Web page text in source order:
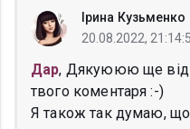
Ірина Кузьменко
20.08.2022,
Дар, Дякуююю ще
твого коментаря :-)
Я також так думаю,